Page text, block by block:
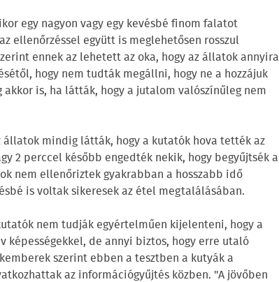
egy nagyon vagy egy kevésbé finom falatot
ellenőrzéssel együtt is meglehetősen rosszul
ennek az lehetett az oka, hogy az állatok annyira
hogy nem tudták megállni, hogy ne a hozzájuk
is, ha látták, hogy a jutalom valószínűleg nem
mindig látták, hogy a kutatók hova tették az
2 perccel később engedték nekik, hogy begyűjtsék a
nem ellenőriztek gyakrabban a hosszabb idő
is voltak sikeresek az étel megtalálásában.
nem tudják egyértelműen kijelenteni, hogy a
képességekkel, de annyi biztos, hogy erre utaló
szerint ebben a tesztben a kutyák a
az információgyűjtés közben. "A jövőben